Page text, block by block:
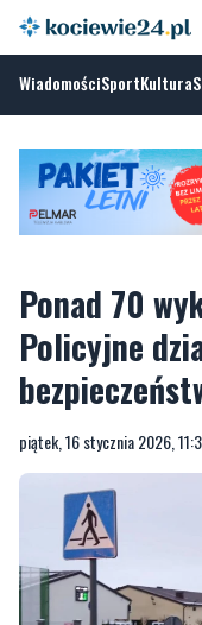
WiadomościSportKultura
Ponad 70
Policyjne
piątek, 16 stycznia 2026,